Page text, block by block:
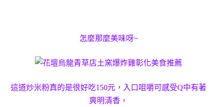
怎麼那麼美味呀~
這道炒米粉真的是很好吃150元，入口咀嚼可感受Q中有著
爽明清香，